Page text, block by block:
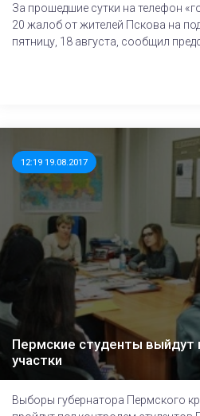
За прошедшие сутки на телефон
20 жалоб от жителей Пскова на
пятницу, 18 августа, сообщил
12:19 19.08.2017
Пермские студенты выйдут
участки
Выборы губернатора Пермского